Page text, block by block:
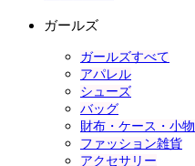
ガールズ
ガールズすべて
アパレル
シューズ
バッグ
財布・ケース・小物
ファッション雑貨
アクセサリー